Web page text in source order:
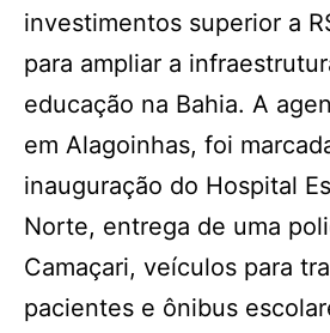
investimentos superior a
para ampliar a
educação na Bahia. A
em Alagoinhas, foi
inauguração do Hospital
Norte, entrega de uma
Camaçari, veículos para
pacientes e ônibus